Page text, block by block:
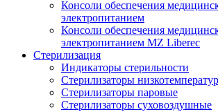
Консоли обеспечения
электропитанием
Консоли обеспечения
электропитанием MZ Liberec
Стерилизация
Индикаторы стерильности
Стерилизаторы
Стерилизаторы паровые
Стерилизаторы суховоздушные